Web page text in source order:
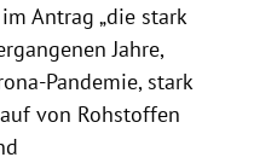
Antrag „die stark
Jahre,
Pandemie, stark
von Rohstoffen